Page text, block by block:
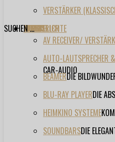
VERSTÄRKER
TESTBERICHTE
AV RECEIVER/
AUTO-LAUTSPRECHER
CAR-AUDIO
BEAMERDIE
BLU-RAY PLAYERDIE
HEIMKINO SYSTEME
SOUNDBARSDIE
FORUM
FILME
VIDEOS
HERSTELLER
EVENT
SUCHEN ...